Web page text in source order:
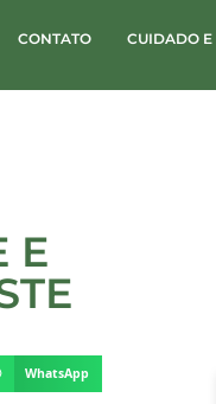
CONTATO CUIDADO E
E
WhatsApp